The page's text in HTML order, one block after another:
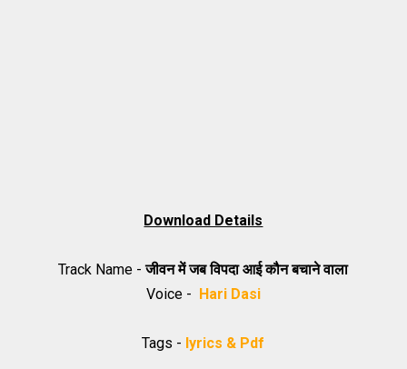
Download Details
Track Name -जीवन में जब विपदा आई कौन बचाने वाला
Voice - Hari Dasi
Tags - lyrics & Pdf